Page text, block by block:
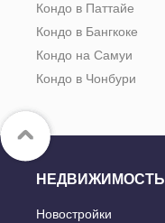
Кондо в Паттайе
Кондо в Бангкоке
Кондо на Самуи
Кондо в Чонбури
НЕДВИЖИМОСТЬ
Новостройки